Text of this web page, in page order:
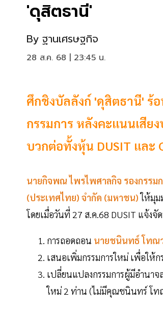
'ดุสิตธานี'
By ฐานเศรษฐกิจ
28 ส.ค. 68 | 23:45 น.
ศึกชิงบัลลังก์ 'ดุสิตธานี' ร้
กรรมการ หลังคะแนนเสี
บวกต่อทั้งหุ้น DUSIT และ
นายกิจพณ ไพรไพศาลกิจ รองกรรม
(ประเทศไทย) จำกัด (มหาชน)ให้มุม
โดยเมื่อวันที่ 27 ส.ค.68 DUSIT แจ้ง
การถอดถอน นายชนินทธ์ โทณ
เสนอเพิ่มกรรมการใหม่ เพื่อให้
เปลี่ยนแปลงกรรมการผู้มีอำนา
ใหม่ 2 ท่าน (ไม่มีคุณชนินทร์ โ